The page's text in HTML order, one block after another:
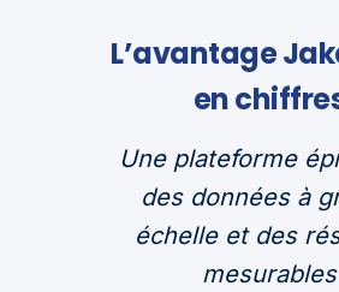
L’avantage
en
Une plateforme
des données à
échelle et des
mesurables